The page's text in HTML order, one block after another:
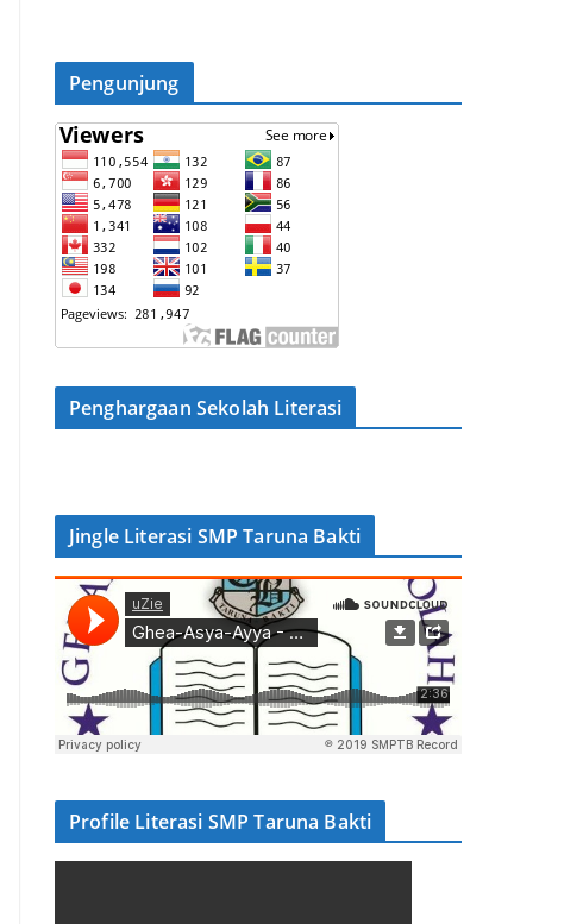
Pengunjung
Penghargaan Sekolah Literasi
Jingle Literasi SMP Taruna Bakti
Profile Literasi SMP Taruna Bakti